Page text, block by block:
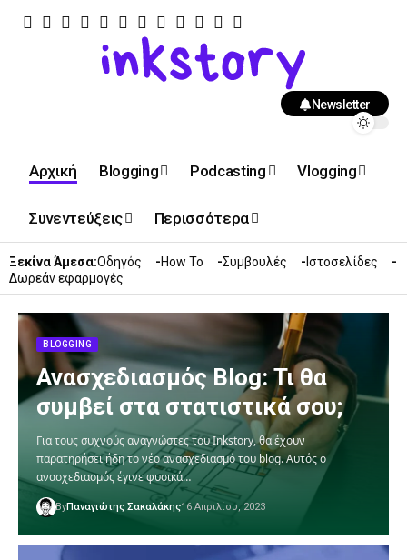
Newsletter
Αρχική Blogging Podcasting Vlogging
Συνεντεύξεις Περισσότερα
Ξεκίνα Άμεσα:Οδηγός How To Συμβουλές
Ιστοσελίδες
Δωρεάν εφαρμογές
BLOGGING
Ανασχεδιασμός Blog: Τι θα
συμβεί στα στατιστικά σου;
Για τους συχνούς αναγνώστες του Inkstory, θα έχουν
παρατηρήσει ήδη το νέο ανασχεδιασμό του blog. Αυτός ο
ανασχεδιασμός έγινε φυσικά…
ByΠαναγιώτης Σακαλάκης16 Απριλίου, 2023